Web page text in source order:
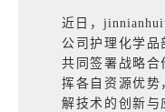
近日，
公司护理化学
共同签署战略合
挥各自资源优势
解技术的创新与